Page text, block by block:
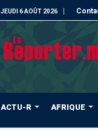
JEUDI 6 AOÛT 2026
ACTU-R AFRIQUE